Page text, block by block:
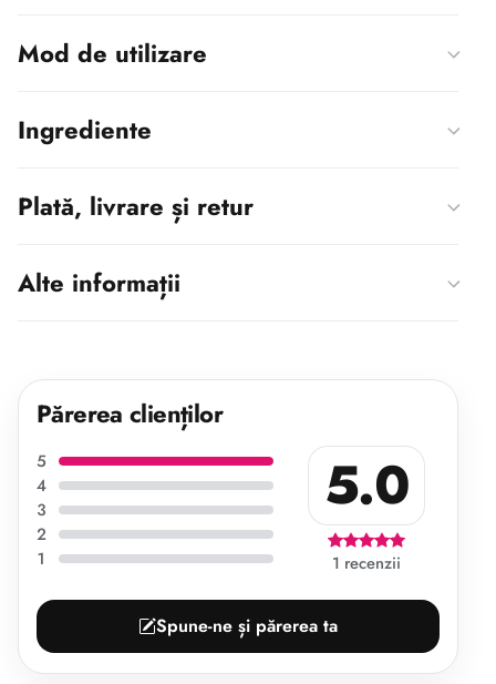
Mod de utilizare
Ingrediente
Plată, livrare și retur
Alte informații
Părerea clienților
5
4
3
2
1
5.0
1 recenzii
Spune-ne și părerea ta